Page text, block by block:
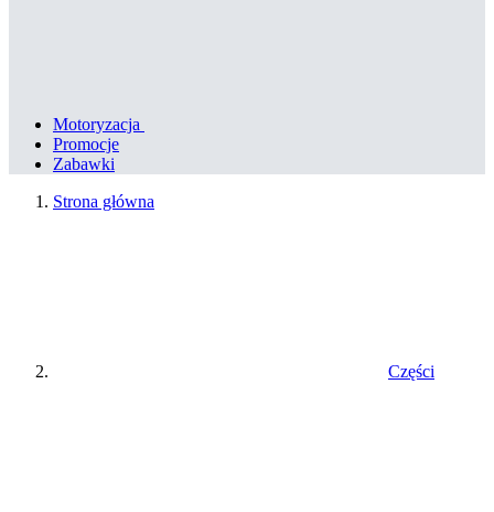
Motoryzacja
Promocje
Zabawki
Strona główna
Części